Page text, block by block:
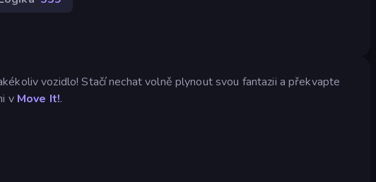
vozidlo! Stačí nechat volně plynout svou fantazii a překvapte
v Move It!.